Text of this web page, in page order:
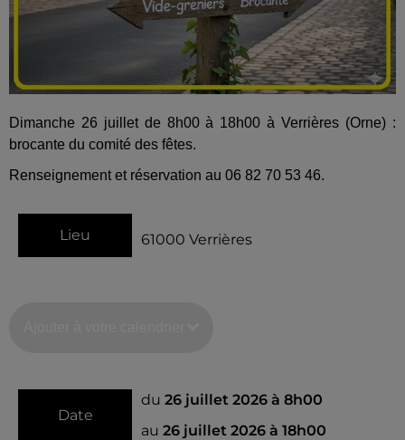
Dimanche 26 juillet de 8h00 à 18h00 à Verrières (Orne) :
brocante du comité des fêtes.
Renseignement et réservation au 06 82 70 53 46.
Lieu 61000 Verrières
Date
du 26 juillet 2026 à 8h00
au 26 juillet 2026 à 18h00